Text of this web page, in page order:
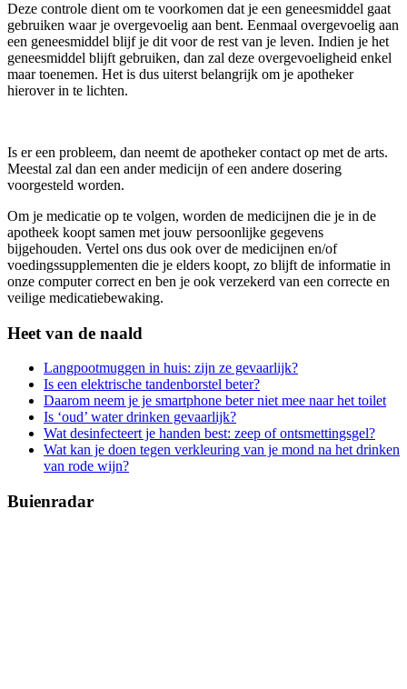
Deze controle dient om te voorkomen dat je een geneesmiddel gaat
gebruiken waar je overgevoelig aan bent. Eenmaal overgevoelig aan
een geneesmiddel blijf je dit voor de rest van je leven. Indien je het
geneesmiddel blijft gebruiken, dan zal deze overgevoeligheid enkel
maar toenemen. Het is dus uiterst belangrijk om je apotheker
hierover in te lichten.
Is er een probleem, dan neemt de apotheker contact op met de arts.
Meestal zal dan een ander medicijn of een andere dosering
voorgesteld worden.
Om je medicatie op te volgen, worden de medicijnen die je in de
apotheek koopt samen met jouw persoonlijke gegevens
bijgehouden. Vertel ons dus ook over de medicijnen en/of
voedingssupplementen die je elders koopt, zo blijft de informatie in
onze computer correct en ben je ook verzekerd van een correcte en
veilige medicatiebewaking.
Heet van de naald
Langpootmuggen in huis: zijn ze gevaarlijk?
Is een elektrische tandenborstel beter?
Daarom neem je je smartphone beter niet mee naar het toilet
Is ‘oud’ water drinken gevaarlijk?
Wat desinfecteert je handen best: zeep of ontsmettingsgel?
Wat kan je doen tegen verkleuring van je mond na het drinken
van rode wijn?
Buienradar